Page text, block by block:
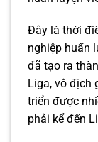
Đây là thời
nghiệp huấn
đã tạo ra
Liga, vô địch
triển được
phải kể đến